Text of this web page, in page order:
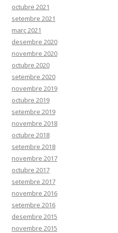
octubre 2021
setembre 2021
març 2021
desembre 2020
novembre 2020
octubre 2020
setembre 2020
novembre 2019
octubre 2019
setembre 2019
novembre 2018
octubre 2018
setembre 2018
novembre 2017
octubre 2017
setembre 2017
novembre 2016
setembre 2016
desembre 2015
novembre 2015